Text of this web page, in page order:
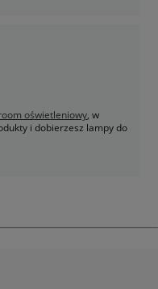
oświetleniowy, w
i dobierzesz lampy do